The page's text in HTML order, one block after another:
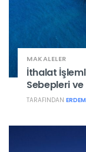
MAKALELER
İthalat
Sebepleri
TARAFINDAN